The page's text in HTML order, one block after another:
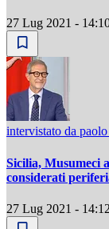
27 Lug 2021 -
intervistato da
Sicilia, Musumeci
considerati
27 Lug 2021 - 14:12